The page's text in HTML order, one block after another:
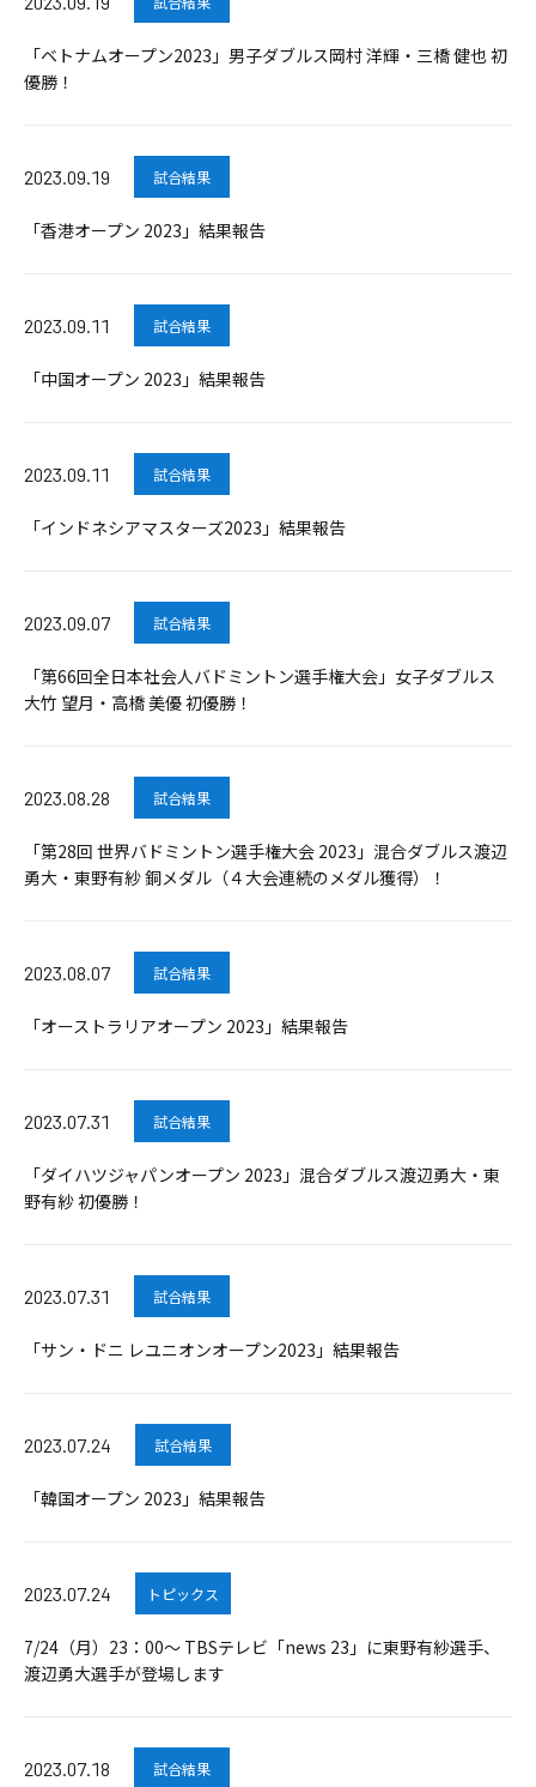
「ベトナムオープン2023」男子ダブルス岡村 洋輝・三橋 健也 初
優勝！
2023.09.19 試合結果
「香港オープン 2023」結果報告
2023.09.11 試合結果
「中国オープン 2023」結果報告
2023.09.11 試合結果
「インドネシアマスターズ2023」結果報告
2023.09.07 試合結果
「第66回全日本社会人バドミントン選手権大会」女子ダブルス
大竹 望月・高橋 美優 初優勝！
2023.08.28 試合結果
「第28回 世界バドミントン選手権大会 2023」混合ダブルス渡辺
勇大・東野有紗 銅メダル（４大会連続のメダル獲得）！
2023.08.07 試合結果
「オーストラリアオープン 2023」結果報告
2023.07.31 試合結果
「ダイハツジャパンオープン 2023」混合ダブルス渡辺勇大・東
野有紗 初優勝！
2023.07.31 試合結果
「サン・ドニ レユニオンオープン2023」結果報告
2023.07.24 試合結果
「韓国オープン 2023」結果報告
2023.07.24 トピックス
7/24（月）23：00～ TBSテレビ「news 23」に東野有紗選手、
渡辺勇大選手が登場します
2023.07.18 試合結果